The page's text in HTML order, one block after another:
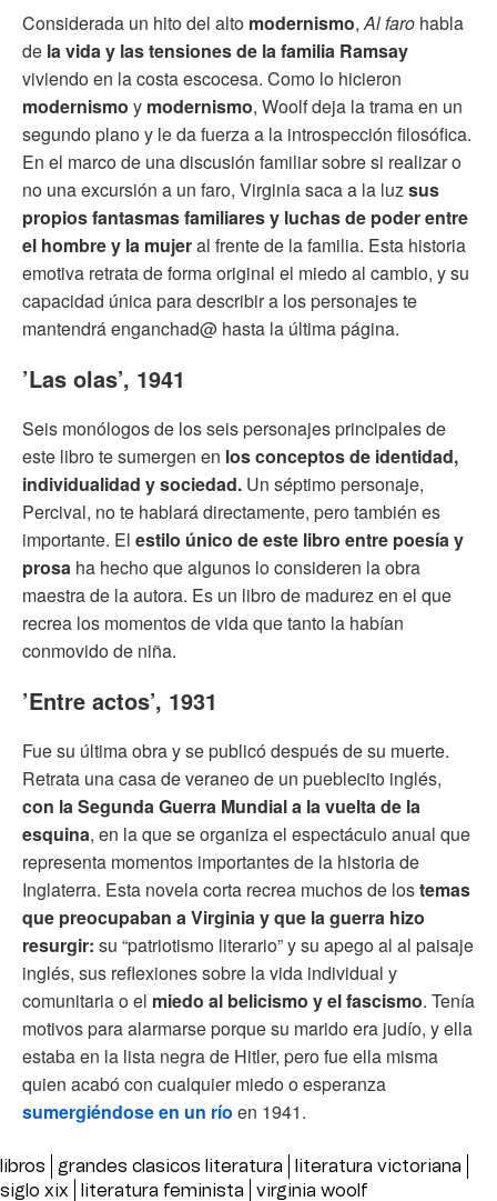
Considerada un hito del alto modernismo,Al faro habla
de la vida y las tensiones de la familia Ramsay
viviendo en la costa escocesa. Como lo hicieron
modernismo y modernismo, Woolf deja la trama en un
segundo plano y le da fuerza a la introspección filosófica.
En el marco de una discusión familiar sobre si realizar o
no una excursión a un faro, Virginia saca a la luzsus
propios fantasmas familiares y luchas de poder entre
el hombre y la mujeral frente de la familia. Esta historia
emotiva retrata de forma original el miedo al cambio, y su
capacidad única para describir a los personajes te
mantendrá enganchad@ hasta la última página.
’Las olas’, 1941
Seis monólogos de los seis personajes principales de
este libro te sumergen en los conceptos de identidad,
individualidad y sociedad. Un séptimo personaje,
Percival, no te hablará directamente, pero también es
importante. El estilo único de este libro entre poesía y
prosa ha hecho que algunos lo consideren la obra
maestra de la autora. Es un libro de madurez en el que
recrea los momentos de vida que tanto la habían
conmovido de niña.
’Entre actos’, 1931
Fue su última obra y se publicó después de su muerte.
Retrata una casa de veraneo de un pueblecito inglés,
con la Segunda Guerra Mundial a la vuelta de la
esquina, en la que se organiza el espectáculo anual que
representa momentos importantes de la historia de
Inglaterra. Esta novela corta recrea muchos de lostemas
que preocupaban a Virginia y que la guerra hizo
resurgir: su “patriotismo literario” y su apego al al paisaje
inglés, sus reflexiones sobre la vida individual y
comunitaria o el miedo al belicismo y el fascismo. Tenía
motivos para alarmarse porque su marido era judío, y ella
estaba en la lista negra de Hitler, pero fue ella misma
quien acabó con cualquier miedo o esperanza
sumergiéndose en un río en 1941.
libros grandes clasicos literatura
literatura victoriana
siglo xix
literatura feminista virginia woolf